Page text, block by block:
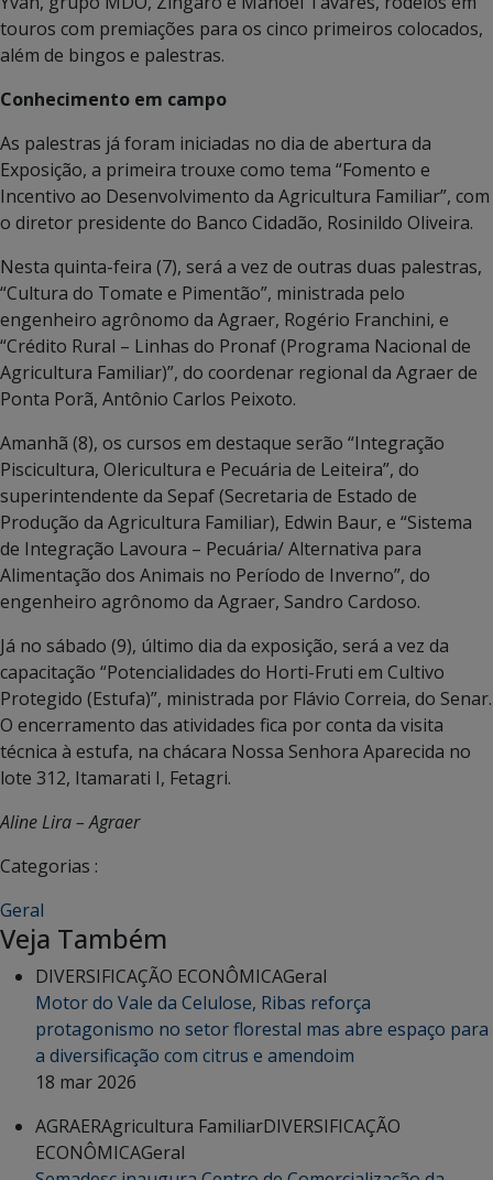
touros com premiações para os cinco primeiros colocados,
além de bingos e palestras.
Conhecimento em campo
As palestras já foram iniciadas no dia de abertura da
Exposição, a primeira trouxe como tema “Fomento e
Incentivo ao Desenvolvimento da Agricultura Familiar”, com
o diretor presidente do Banco Cidadão, Rosinildo Oliveira.
Nesta quinta-feira (7), será a vez de outras duas palestras,
“Cultura do Tomate e Pimentão”, ministrada pelo
engenheiro agrônomo da Agraer, Rogério Franchini, e
“Crédito Rural – Linhas do Pronaf (Programa Nacional de
Agricultura Familiar)”, do coordenar regional da Agraer de
Ponta Porã, Antônio Carlos Peixoto.
Amanhã (8), os cursos em destaque serão “Integração
Piscicultura, Olericultura e Pecuária de Leiteira”, do
superintendente da Sepaf (Secretaria de Estado de
Produção da Agricultura Familiar), Edwin Baur, e “Sistema
de Integração Lavoura – Pecuária/ Alternativa para
Alimentação dos Animais no Período de Inverno”, do
engenheiro agrônomo da Agraer, Sandro Cardoso.
Já no sábado (9), último dia da exposição, será a vez da
capacitação “Potencialidades do Horti-Fruti em Cultivo
Protegido (Estufa)”, ministrada por Flávio Correia, do Senar.
O encerramento das atividades fica por conta da visita
técnica à estufa, na chácara Nossa Senhora Aparecida no
lote 312, Itamarati I, Fetagri.
Aline Lira – Agraer
Categorias :
Geral
Veja Também
DIVERSIFICAÇÃO ECONÔMICAGeral
Motor do Vale da Celulose, Ribas reforça
protagonismo no setor florestal mas abre espaço para
a diversificação com citrus e amendoim
18 mar 2026
AGRAERAgricultura FamiliarDIVERSIFICAÇÃO
ECONÔMICAGeral